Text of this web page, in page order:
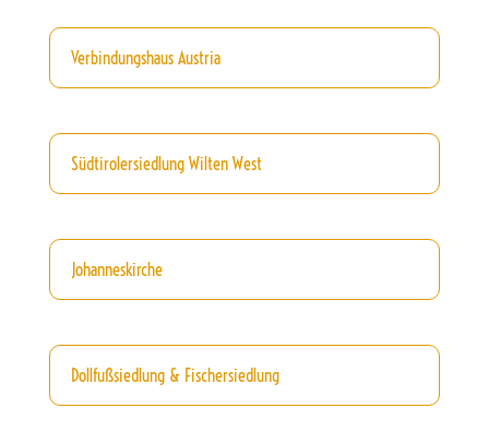
Verbindungshaus Austria
Südtirolersiedlung Wilten West
Johanneskirche
Dollfußsiedlung & Fischersiedlung